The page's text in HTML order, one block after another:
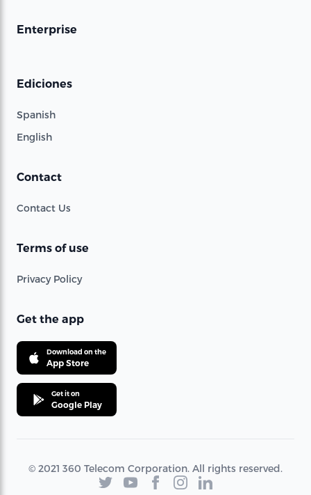
Enterprise
Ediciones
Spanish
English
Contact
Contact Us
Terms of use
Privacy Policy
Get the app
Download on the
App Store
Get it on
Google Play
© 2021 360 Telecom Corporation. All rights reserved.